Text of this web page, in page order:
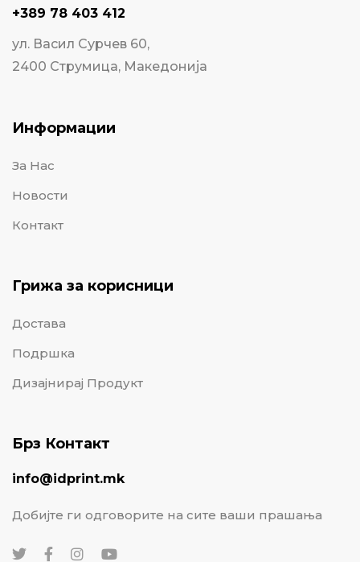
+389 78 403 412
ул. Васил Сурчев 60,
2400 Струмица, Македонија
Информации
За Нас
Новости
Контакт
Грижа за корисници
Достава
Подршка
Дизајнирај Продукт
Брз Контакт
info@idprint.mk
Добијте ги одговорите на сите ваши прашања